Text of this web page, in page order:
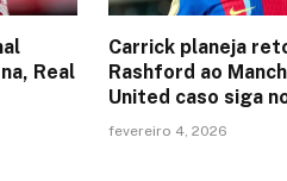
Real
Carrick planeja
Rashford ao
United caso siga
fevereiro 4, 2026